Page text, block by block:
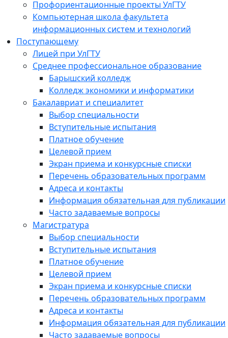
Профориентационные проекты УлГТУ
Компьютерная школа факультета
информационных систем и технологий
Поступающему
Лицей при УлГТУ
Среднее профессиональное образование
Барышский колледж
Колледж экономики и информатики
Бакалавриат и специалитет
Выбор специальности
Вступительные испытания
Платное обучение
Целевой прием
Экран приема и конкурсные списки
Перечень образовательных программ
Адреса и контакты
Информация обязательная для публикации
Часто задаваемые вопросы
Магистратура
Выбор специальности
Вступительные испытания
Платное обучение
Целевой прием
Экран приема и конкурсные списки
Перечень образовательных программ
Адреса и контакты
Информация обязательная для публикации
Часто задаваемые вопросы